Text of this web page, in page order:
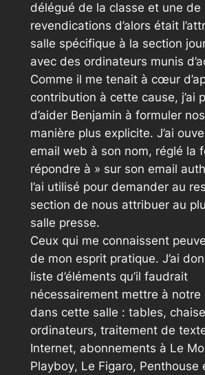
délégué de la classe et une de
revendications d’alors était
salle spécifique à la section
avec des ordinateurs munis
Comme il me tenait à cœur
contribution à cette cause, j’ai
d’aider Benjamin à formuler
manière plus explicite. J’ai
email web à son nom, réglé la
répondre à » sur son email
l’ai utilisé pour demander au
section de nous attribuer au
salle presse.
Ceux qui me connaissent
de mon esprit pratique. J’ai
liste d’éléments qu’il faudrait
nécessairement mettre à notre
dans cette salle : tables,
ordinateurs, traitement de
Internet, abonnements à Le
Playboy, Le Figaro, Penthouse